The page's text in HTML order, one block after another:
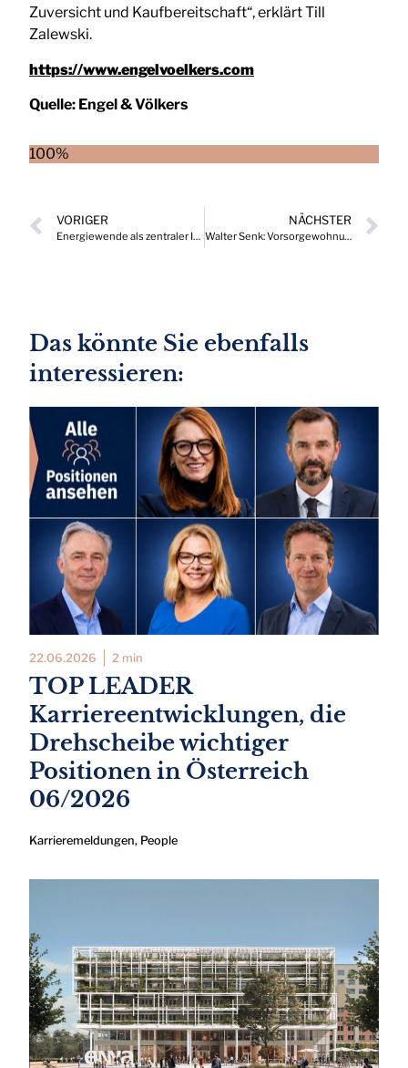
Zuversicht und Kaufbereitschaft“, erklärt Till
Zalewski.
https://www.engelvoelkers.com
Quelle: Engel & Völkers
100%
VORIGER
Energiewende als zentraler Impuls für Wachstum und Wettbewerbsfähigkeit
NÄCHSTER
Walter Senk: Vorsorgewohnungen – Window of Opportunity
Das könnte Sie ebenfalls
interessieren:
22.06.2026 2 min
TOP LEADER
Karriereentwicklungen, die
Drehscheibe wichtiger
Positionen in Österreich
06/2026
Karrieremeldungen, People